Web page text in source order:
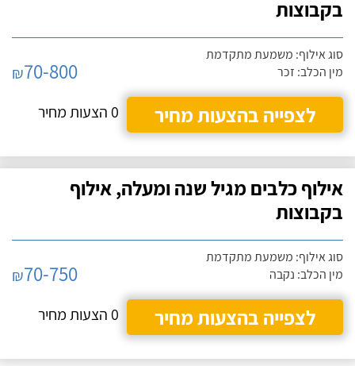
בקבוצות
סוג אילוף: משמעת מתקדמת
מין הכלב: זכר
₪70-800
לצפייה בהצעות מחיר
0 הצעות מחיר
אילוף כלבים מגיל שנה ומעלה, אילוף
בקבוצות
סוג אילוף: משמעת מתקדמת
מין הכלב: נקבה
₪70-750
לצפייה בהצעות מחיר
0 הצעות מחיר